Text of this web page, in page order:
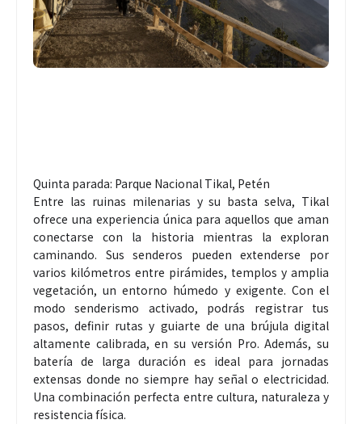
Quinta parada: Parque Nacional Tikal, Petén
Entre las ruinas milenarias y su basta selva, Tikal
ofrece una experiencia única para aquellos que aman
conectarse con la historia mientras la exploran
caminando. Sus senderos pueden extenderse por
varios kilómetros entre pirámides, templos y amplia
vegetación, un entorno húmedo y exigente. Con el
modo senderismo activado, podrás registrar tus
pasos, definir rutas y guiarte de una brújula digital
altamente calibrada, en su versión Pro. Además, su
batería de larga duración es ideal para jornadas
extensas donde no siempre hay señal o electricidad.
Una combinación perfecta entre cultura, naturaleza y
resistencia física.